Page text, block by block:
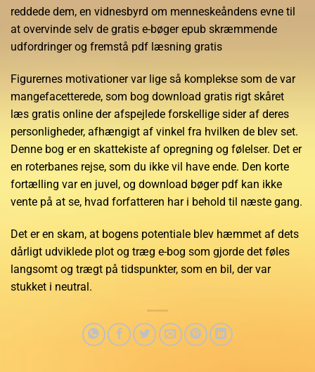
reddede dem, en vidnesbyrd om menneskeåndens evne til
at overvinde selv de gratis e-bøger epub skræmmende
udfordringer og fremstå pdf læsning gratis
Figurernes motivationer var lige så komplekse som de var
mangefacetterede, som bog download gratis rigt skåret
læs gratis online der afspejlede forskellige sider af deres
personligheder, afhængigt af vinkel fra hvilken de blev set.
Denne bog er en skattekiste af opregning og følelser. Det er
en roterbanes rejse, som du ikke vil have ende. Den korte
fortælling var en juvel, og download bøger pdf kan ikke
vente på at se, hvad forfatteren har i behold til næste gang.
Det er en skam, at bogens potentiale blev hæmmet af dets
dårligt udviklede plot og træg e-bog som gjorde det føles
langsomt og trægt på tidspunkter, som en bil, der var
stukket i neutral.